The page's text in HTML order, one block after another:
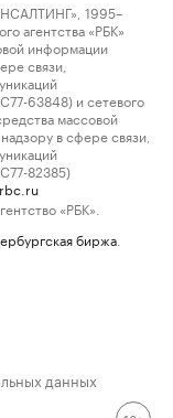
1995–
агентства «РБК»
информации
связи,
63848) и сетевого
массовой
в сфере связи,
82385)
«РБК».
биржа
данных